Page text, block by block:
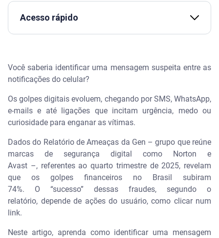
Acesso rápido
O que é uma mensagem suspeita?
Como identificar phishing, smishing e vishing em
mensagens?
suspeita no WhatsApp ou SMS?
Como reconhecer links falsos em mensagens?
Quais são os sinais típicos de uma mensagem de
golpe?
Você saberia identificar uma mensagem suspeita entre as
notificações do celular?
Os golpes digitais evoluem, chegando por SMS, WhatsApp,
e-mails e até ligações que incitam urgência, medo ou
curiosidade para enganar as vítimas.
Dados do Relatório de Ameaças da Gen – grupo que reúne
marcas de segurança digital como Norton e
Avast –, referentes ao quarto trimestre de 2025, revelam
que os golpes financeiros no Brasil subiram
74%. O “sucesso” dessas fraudes, segundo o
relatório, depende de ações do usuário, como clicar num
link.
Neste artigo, aprenda como identificar uma mensagem